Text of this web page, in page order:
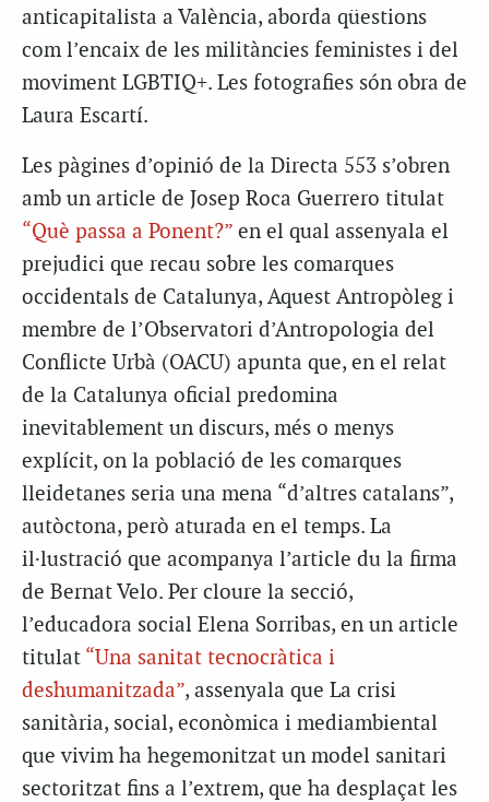
anticapitalista a València, aborda qüestions
com l’encaix de les militàncies feministes i del
moviment LGBTIQ+. Les fotografies són obra de
Laura Escartí.
Les pàgines d’opinió de la Directa 553 s’obren
amb un article de Josep Roca Guerrero titulat
“Què passa a Ponent?” en el qual assenyala el
prejudici que recau sobre les comarques
occidentals de Catalunya, Aquest Antropòleg i
membre de l’Observatori d’Antropologia del
Conflicte Urbà (OACU) apunta que, en el relat
de la Catalunya oficial predomina
inevitablement un discurs, més o menys
explícit, on la població de les comarques
lleidetanes seria una mena “d’altres catalans”,
autòctona, però aturada en el temps. La
il·lustració que acompanya l’article du la firma
de Bernat Velo. Per cloure la secció,
l’educadora social Elena Sorribas, en un article
titulat “Una sanitat tecnocràtica i
deshumanitzada”, assenyala que La crisi
sanitària, social, econòmica i mediambiental
que vivim ha hegemonitzat un model sanitari
sectoritzat fins a l’extrem, que ha desplaçat les